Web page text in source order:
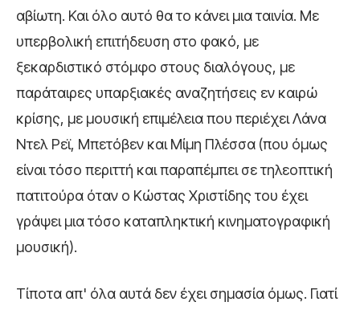
αβίωτη. Και όλο αυτό θα το κάνει μια ταινία. Με
υπερβολική επιτήδευση στο φακό, με
ξεκαρδιστικό στόμφο στους διαλόγους, με
παράταιρες υπαρξιακές αναζητήσεις εν καιρώ
κρίσης, με μουσική επιμέλεια που περιέχει Λάνα
Ντελ Ρεϊ, Μπετόβεν και Μίμη Πλέσσα (που όμως
είναι τόσο περιττή και παραπέμπει σε τηλεοπτική
πατιτούρα όταν ο Κώστας Χριστίδης του έχει
γράψει μια τόσο καταπληκτική κινηματογραφική
μουσική).
Τίποτα απ' όλα αυτά δεν έχει σημασία όμως. Γιατί